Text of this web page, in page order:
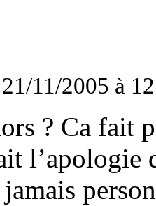
11/2005 à
? Ca fait
l’apologie
jamais